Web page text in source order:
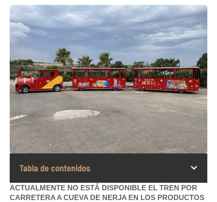
Tabla de contenidos
ACTUALMENTE NO ESTÁ DISPONIBLE EL TREN POR
CARRETERA A CUEVA DE NERJA EN LOS PRODUCTOS